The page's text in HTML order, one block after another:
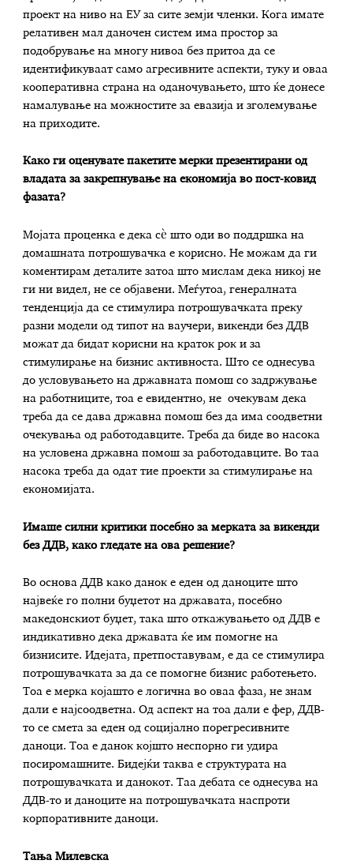
проект на ниво на ЕУ за сите земји членки. Кога имате
релативен мал даночен систем има простор за
подобрување на многу нивоа без притоа да се
идентификуваат само агресивните аспекти, туку и оваа
кооперативна страна на оданочувањето, што ќе донесе
намалување на можностите за евазија и зголемување
на приходите.
Како ги оценувате пакетите мерки презентирани од
владата за закрепнување на економија во пост-ковид
фазата?
Мојата проценка е дека сѐ што оди во поддршка на
домашната потрошувачка е корисно. Не можам да ги
коментирам деталите затоа што мислам дека никој не
ги ни видел, не се објавени. Меѓутоа, генералната
тенденција да се стимулира потрошувачката преку
разни модели од типот на ваучери, викенди без ДДВ
можат да бидат корисни на краток рок и за
стимулирање на бизнис активноста. Што се однесува
до условувањето на државната помош со задржување
на работниците, тоа е евидентно, не очекувам дека
треба да се дава државна помош без да има соодветни
очекувања од работодавците. Треба да биде во насока
на условена државна помош за работодавците. Во таа
насока треба да одат тие проекти за стимулирање на
економијата.
Имаше силни критики посебно за мерката за викенди
без ДДВ, како гледате на ова решение?
Во основа ДДВ како данок е еден од даноците што
највеќе го полни буџетот на државата, посебно
македонскиот буџет, така што откажувањето од ДДВ е
индикативно дека државата ќе им помогне на
бизнисите. Идејата, претпоставувам, е да се стимулира
потрошувачката за да се помогне бизнис работењето.
Toa e мерка којашто е логична во оваа фаза, не знам
дали е најсоодветна. Од аспект на тоа дали е фер, ДДВ-
то се смета за еден од социјално порегресивните
даноци. Тоа е данок којшто неспорно ги удира
посиромашните. Бидејќи таква е структурата на
потрошувачката и данокот. Таа дебата се однесува на
ДДВ-то и даноците на потрошувачката наспроти
корпоративните даноци.
Тања Милевска